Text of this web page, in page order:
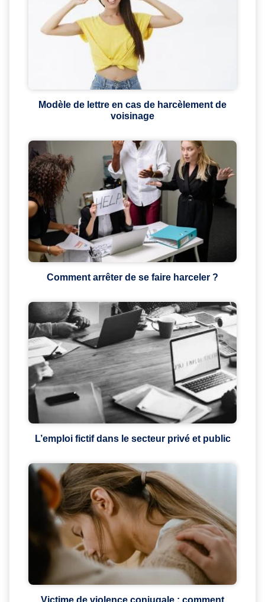
Modèle de lettre en cas de harcèlement de
voisinage
Comment arrêter de se faire harceler ?
L’emploi fictif dans le secteur privé et public